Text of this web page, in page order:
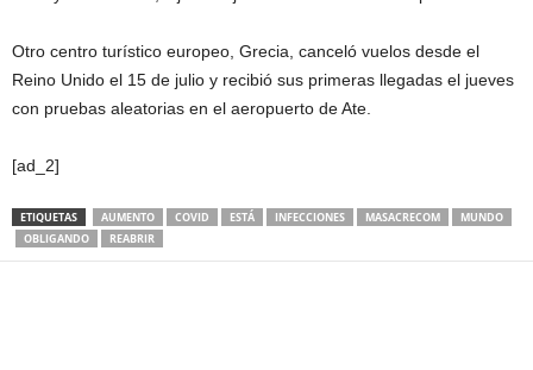
Otro centro turístico europeo, Grecia, canceló vuelos desde el
Reino Unido el 15 de julio y recibió sus primeras llegadas el jueves
con pruebas aleatorias en el aeropuerto de Ate.
[ad_2]
ETIQUETAS AUMENTO COVID ESTÁ INFECCIONES MASACRECOM
MUNDO
OBLIGANDO
REABRIR